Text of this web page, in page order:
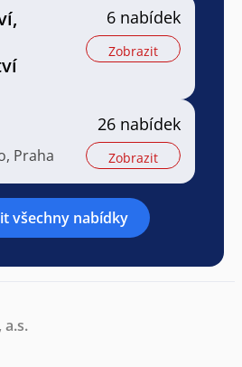
6 nabídek
Zobrazit
Praha
26 nabídek
Zobrazit
všechny nabídky
a.s.